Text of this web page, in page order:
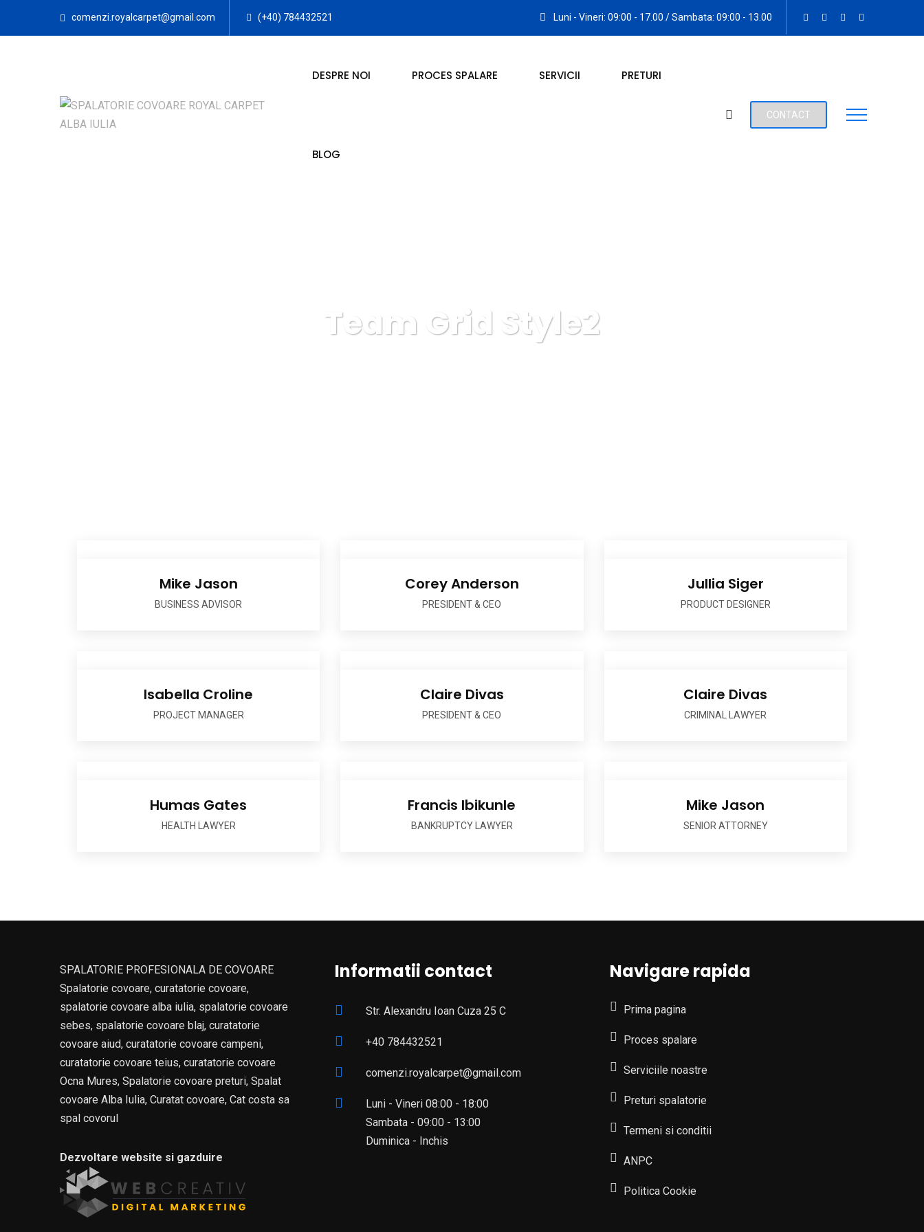
comenzi.royalcarpet@gmail.com (+40) 784432521 Luni - Vineri: 09:00 - 17.00 / Sambata: 09:00 - 13.00
DESPRE NOI PROCES SPALARE SERVICII PRETURI
BLOG
CONTACT
Team Grid Style2
Mike Jason
BUSINESS ADVISOR
Corey Anderson
PRESIDENT & CEO
Jullia Siger
PRODUCT DESIGNER
Isabella Croline
PROJECT MANAGER
Claire Divas
PRESIDENT & CEO
Claire Divas
CRIMINAL LAWYER
Humas Gates
HEALTH LAWYER
Francis Ibikunle
BANKRUPTCY LAWYER
Mike Jason
SENIOR ATTORNEY
SPALATORIE PROFESIONALA DE COVOARE
Spalatorie covoare, curatatorie covoare,
spalatorie covoare alba iulia, spalatorie covoare
sebes, spalatorie covoare blaj, curatatorie
covoare aiud, curatatorie covoare campeni,
curatatorie covoare teius, curatatorie covoare
Ocna Mures, Spalatorie covoare preturi, Spalat
covoare Alba Iulia, Curatat covoare, Cat costa sa
spal covorul
Dezvoltare website si gazduire
Informatii contact
Str. Alexandru Ioan Cuza 25 C
+40 784432521
comenzi.royalcarpet@gmail.com
Luni - Vineri 08:00 - 18:00
Sambata - 09:00 - 13:00
Duminica - Inchis
Navigare rapida
Prima pagina
Proces spalare
Serviciile noastre
Preturi spalatorie
Termeni si conditii
ANPC
Politica Cookie